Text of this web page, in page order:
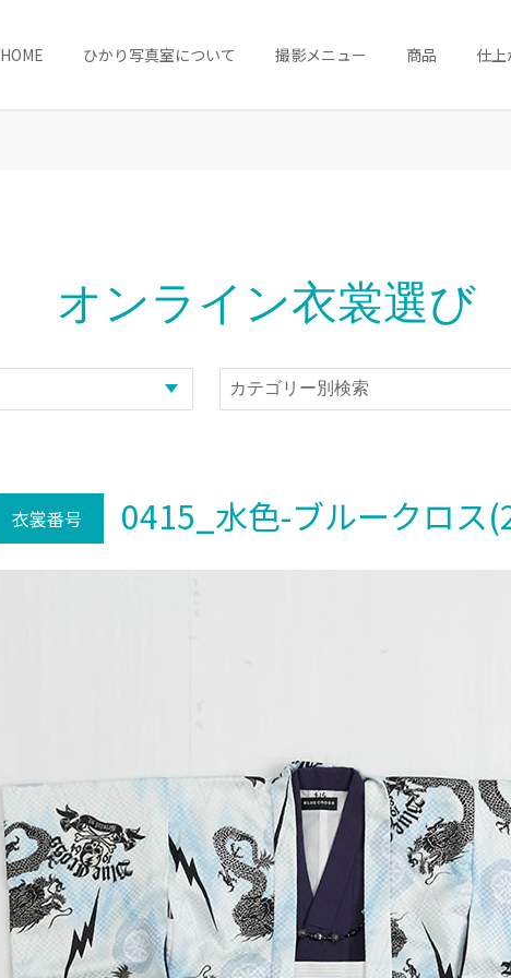
HOME ひかり写真室について 撮影メニュー 商品 仕
オンライン衣裳選び
衣裳番号 0415_水色-ブルークロス